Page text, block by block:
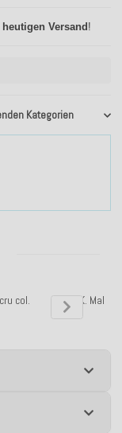
Kategorien
heutigen Versand!
col.
H.O.C.K. Mali